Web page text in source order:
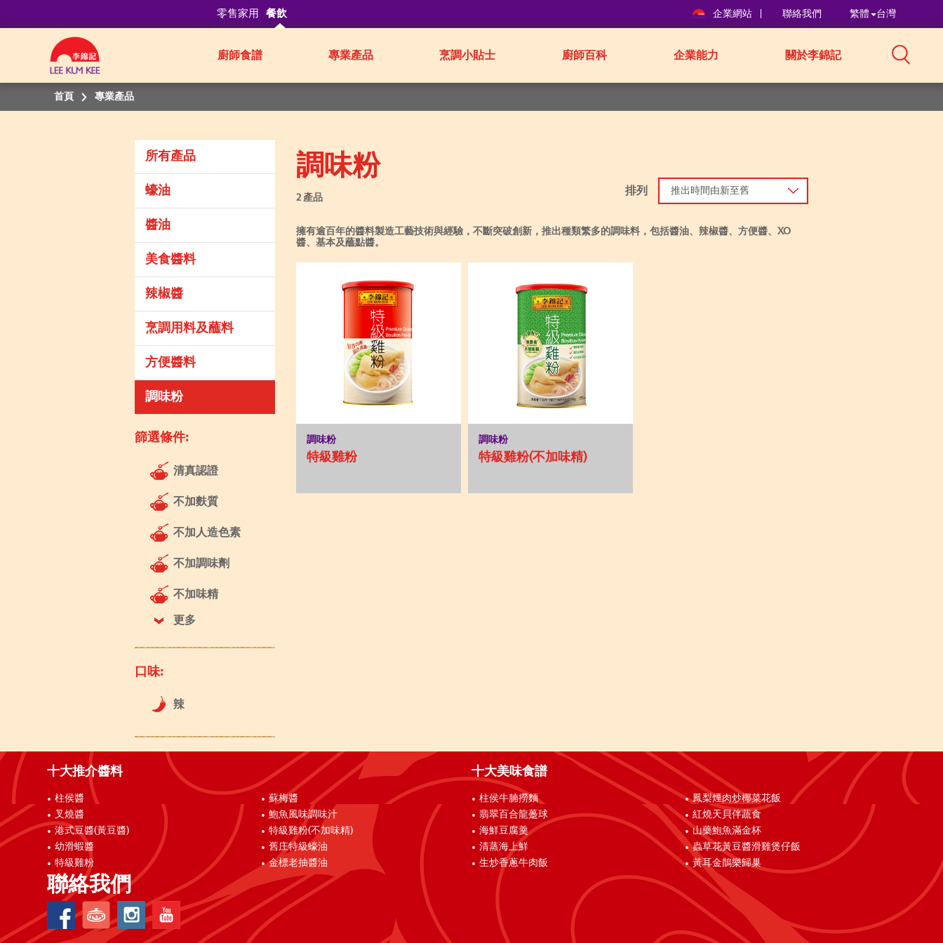
零售家用 餐飲 企業網站 聯絡我們 繁體 台灣
廚師食譜 專業產品 烹調小貼士 廚師百科 企業能力 關於李錦記
首頁 專業產品
所有產品
蠔油
醬油
美食醬料
辣椒醬
烹調用料及蘸料
方便醬料
調味粉
篩選條件:
清真認證
不加麩質
不加人造色素
不加調味劑
不加味精
更多
口味:
辣
調味粉
2 產品
排列 推出時間由新至舊
擁有逾百年的醬料製造工藝技術與經驗，不斷突破創新，推出種類繁多的調味料，包括醬油、辣椒醬、方便醬、XO
醬、基本及蘸點醬。
調味粉
特級雞粉
調味粉
特級雞粉(不加味精)
十大推介醬料
柱侯醬
叉燒醬
港式豆醬(黃豆醬)
幼滑蝦醬
特級雞粉
蘇梅醬
鮑魚風味調味汁
特級雞粉(不加味精)
舊庄特級蠔油
金標老抽醬油
十大美味食譜
柱侯牛腩撈麵
翡翠百合龍躉球
海鮮豆腐羹
清蒸海上鮮
生炒香蔥牛肉飯
鳳梨煙肉炒椰菜花飯
紅燒天貝伴蔬食
山藥鮑魚滿金杯
蟲草花黃豆醬滑雞煲仔飯
黃耳金鵲樂歸巢
聯絡我們